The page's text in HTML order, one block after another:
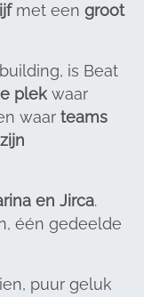
met een groot
is Beat
plek waar
waar teams
en Jirca.
één gedeelde
puur geluk